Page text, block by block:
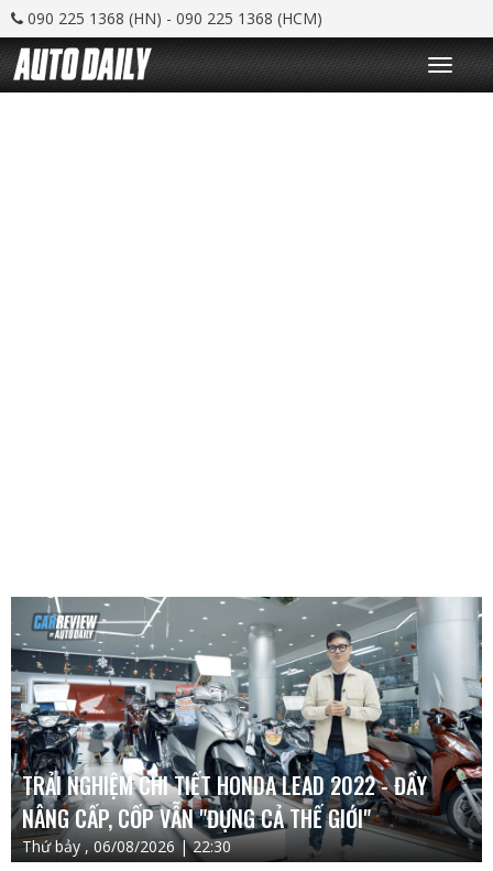
090 225 1368 (HN) - 090 225 1368 (HCM)
T
o
g
TRẢI NGHIỆM CHI TIẾT HONDA LEAD 2022 - ĐẦY
NÂNG CẤP, CỐP VẪN "ĐỰNG CẢ THẾ GIỚI"
Thứ bảy , 06/08/2026 | 22:30